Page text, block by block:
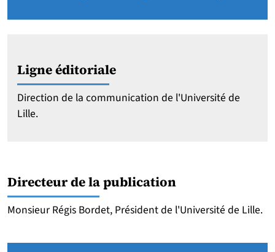
Ligne éditoriale
Direction de la communication de l'Université de
Lille.
Directeur de la publication
Monsieur Régis Bordet, Président de l'Université de Lille.